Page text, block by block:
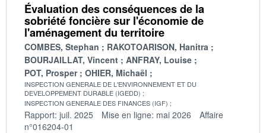
Évaluation des conséquences de la
sobriété foncière sur l'économie de
l'aménagement du territoire
COMBES, Stephan
RAKOTOARISON, Hanitra
BOURJAILLAT, Vincent
ANFRAY, Louise
POT, Prosper
OHIER, Michaël
INSPECTION GENERALE DE L'ENVIRONNEMENT ET DU
DEVELOPPEMENT DURABLE (IGEDD)
INSPECTION GENERALE DES FINANCES (IGF)
Rapport: juil. 2025 Mise en ligne: mai 2026
Affaire
n°016204-01